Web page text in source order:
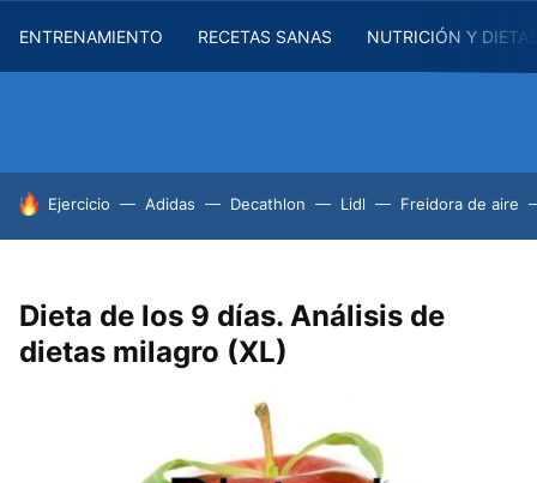
ENTRENAMIENTO RECETAS SANAS NUTRICIÓN Y
HOY SE HABLA DE
Ejercicio Adidas Decathlon Lidl Freidora de aire
Dieta de los 9 días. Análisis de
dietas milagro (XL)